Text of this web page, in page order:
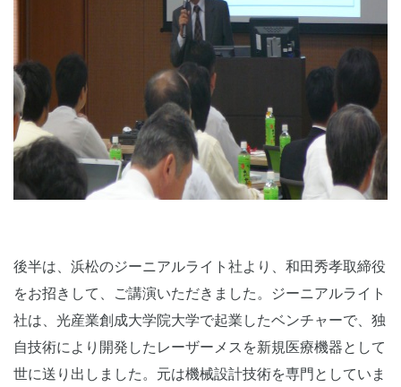
後半は、浜松のジーニアルライト社より、和田秀孝取締役
をお招きして、ご講演いただきました。ジーニアルライト
社は、光産業創成大学院大学で起業したベンチャーで、独
自技術により開発したレーザーメスを新規医療機器として
世に送り出しました。元は機械設計技術を専門としていま